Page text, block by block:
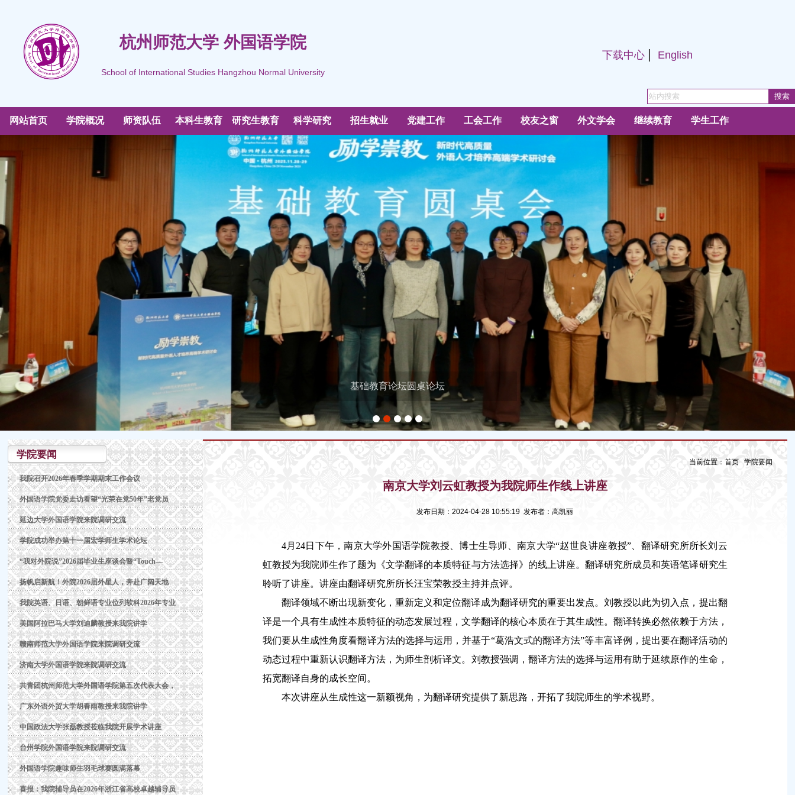
杭州师范大学 外国语学院
School of International Studies Hangzhou Normal University
下载中心 | English
网站首页 学院概况 师资队伍 本科生教育 研究生教育 科学研究 招生就业 党建工作 工会工作 校友之窗 外文学会 继续教育 学生工作
1 2 3 4 5
基础教育论坛圆桌论坛
学院要闻
我院召开2026年春季学期期末工作会议
外国语学院党委走访看望“光荣在党50年”老党员
延边大学外国语学院来院调研交流
学院成功举办第十一届宏学师生学术论坛
“我对外院说”2026届毕业生座谈会暨“Touch—
扬帆启新航！外院2026届外星人，奔赴广阔天地
我院英语、日语、朝鲜语专业位列软科2026年专业
美国阿拉巴马大学刘迪麟教授来我院讲学
赣南师范大学外国语学院来院调研交流
济南大学外国语学院来院调研交流
共青团杭州师范大学外国语学院第五次代表大会，
广东外语外贸大学胡春雨教授来我院讲学
中国政法大学张磊教授莅临我院开展学术讲座
台州学院外国语学院来院调研交流
外国语学院趣味师生羽毛球赛圆满落幕
喜报：我院辅导员在2026年浙江省高校卓越辅导员
当前位置： 首页 学院要闻
南京大学刘云虹教授为我院师生作线上讲座
发布日期：2024-04-28 10:55:19 发布者：高凯丽
4月24日下午，南京大学外国语学院教授、博士生导师、南京大学“赵世良讲座教授”、翻译研究所所长刘云
虹教授为我院师生作了题为《文学翻译的本质特征与方法选择》的线上讲座。翻译研究所成员和英语笔译研究生
聆听了讲座。讲座由翻译研究所所长汪宝荣教授主持并点评。
翻译领域不断出现新变化，重新定义和定位翻译成为翻译研究的重要出发点。刘教授以此为切入点，提出翻
译是一个具有生成性本质特征的动态发展过程，文学翻译的核心本质在于其生成性。翻译转换必然依赖于方法，
我们要从生成性角度看翻译方法的选择与运用，并基于“葛浩文式的翻译方法”等丰富译例，提出要在翻译活动的
动态过程中重新认识翻译方法，为师生剖析译文。刘教授强调，翻译方法的选择与运用有助于延续原作的生命，
拓宽翻译自身的成长空间。
本次讲座从生成性这一新颖视角，为翻译研究提供了新思路，开拓了我院师生的学术视野。